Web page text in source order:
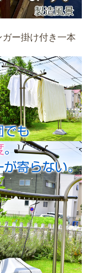
ー掛け付き一本